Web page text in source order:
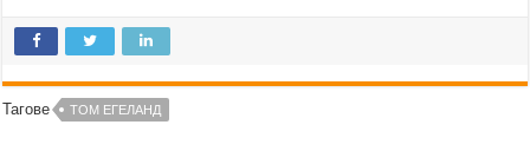
Тагове ТОМ ЕГЕЛАНД